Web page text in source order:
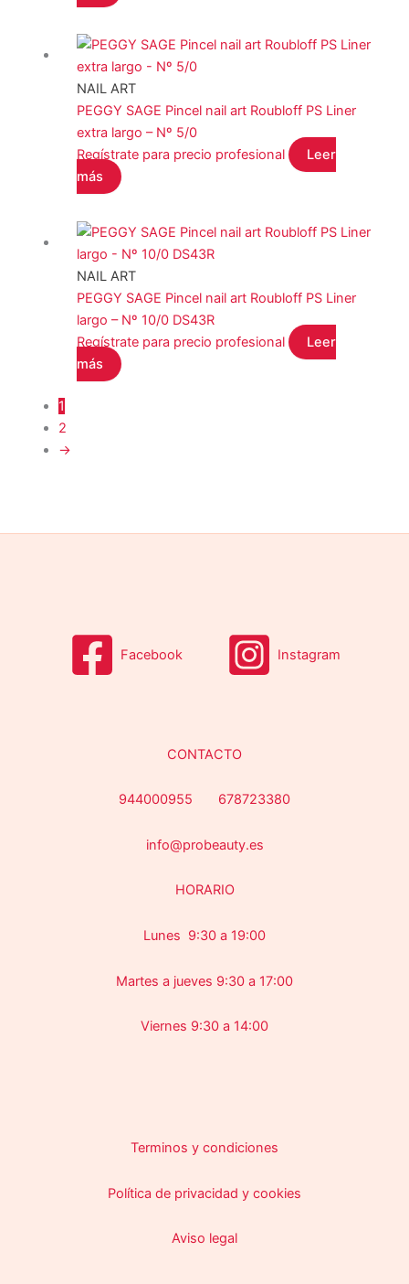
NAIL ART
PEGGY SAGE Pincel nail art Roubloff PS Liner
extra largo – Nº 5/0
Regístrate para precio profesional
Leer
más
NAIL ART
PEGGY SAGE Pincel nail art Roubloff PS Liner
largo – Nº 10/0 DS43R
Regístrate para precio profesional
Leer
más
1
2
→
Facebook Instagram
CONTACTO
944000955 678723380
info@probeauty.es
HORARIO
Lunes 9:30 a 19:00
Martes a jueves 9:30 a 17:00
Viernes 9:30 a 14:00
Terminos y condiciones
Política de privacidad y cookies
Aviso legal